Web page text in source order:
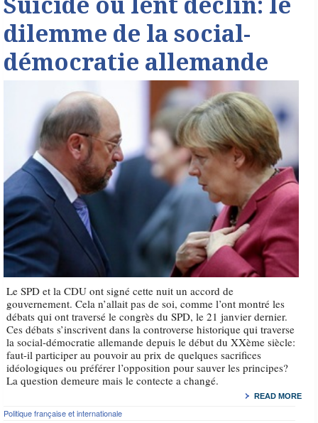
Suicide ou lent déclin: le
dilemme de la social-
démocratie allemande
Le SPD et la CDU ont signé cette nuit un accord de
gouvernement. Cela n’allait pas de soi, comme l’ont montré les
débats qui ont traversé le congrès du SPD, le 21 janvier dernier.
Ces débats s’inscrivent dans la controverse historique qui traverse
la social-démocratie allemande depuis le début du XXème siècle:
faut-il participer au pouvoir au prix de quelques sacrifices
idéologiques ou préférer l’opposition pour sauver les principes?
La question demeure mais le contecte a changé.
READ MORE
Politique française et internationale